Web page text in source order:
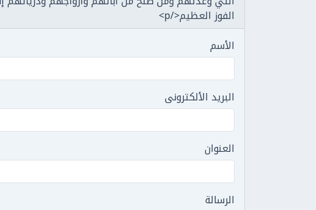
الفوز العظيم</p>
الأسم
البريد الألكترونى
العنوان
الرسالة